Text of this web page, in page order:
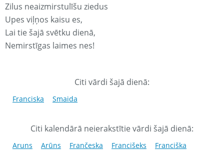
Zilus neaizmirstulīšu ziedus
Upes viļņos kaisu es,
Lai tie šajā svētku dienā,
Nemirstīgas laimes nes!
Citi vārdi šajā dienā:
Franciska Smaida
Citi kalendārā neierakstītie vārdi šajā dienā:
Aruns Arūns Frančeska Francišeks
Franciška